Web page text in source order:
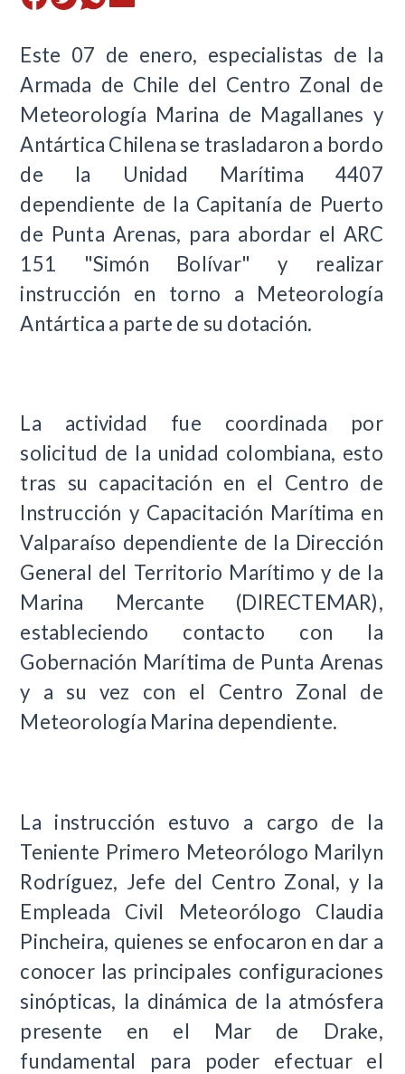
Este 07 de enero, especialistas de la
Armada de Chile del Centro Zonal de
Meteorología Marina de Magallanes y
Antártica Chilena se trasladaron a bordo
de la Unidad Marítima 4407
dependiente de la Capitanía de Puerto
de Punta Arenas, para abordar el ARC
151 "Simón Bolívar" y realizar
instrucción en torno a Meteorología
Antártica a parte de su dotación.
La actividad fue coordinada por
solicitud de la unidad colombiana, esto
tras su capacitación en el Centro de
Instrucción y Capacitación Marítima en
Valparaíso dependiente de la Dirección
General del Territorio Marítimo y de la
Marina Mercante (DIRECTEMAR),
estableciendo contacto con la
Gobernación Marítima de Punta Arenas
y a su vez con el Centro Zonal de
Meteorología Marina dependiente.
La instrucción estuvo a cargo de la
Teniente Primero Meteorólogo Marilyn
Rodríguez, Jefe del Centro Zonal, y la
Empleada Civil Meteorólogo Claudia
Pincheira, quienes se enfocaron en dar a
conocer las principales configuraciones
sinópticas, la dinámica de la atmósfera
presente en el Mar de Drake,
fundamental para poder efectuar el